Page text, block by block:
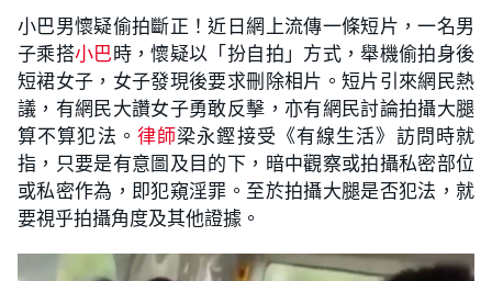
小巴男懷疑偷拍斷正！近日網上流傳一條短片，一名男
子乘搭小巴時，懷疑以「扮自拍」方式，舉機偷拍身後
短裙女子，女子發現後要求刪除相片。短片引來網民熱
議，有網民大讚女子勇敢反擊，亦有網民討論拍攝大腿
算不算犯法。 律師梁永鏗接受《有線生活》訪問時就
指，只要是有意圖及目的下，暗中觀察或拍攝私密部位
或私密作為，即犯窺淫罪。至於拍攝大腿是否犯法，就
要視乎拍攝角度及其他證據。